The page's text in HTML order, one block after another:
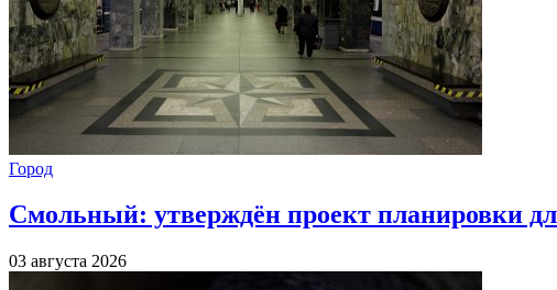
Город
Смольный: утверждён проект планировки
03 августа 2026